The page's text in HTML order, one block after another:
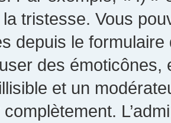
tristesse. Vous
depuis le
des
et un